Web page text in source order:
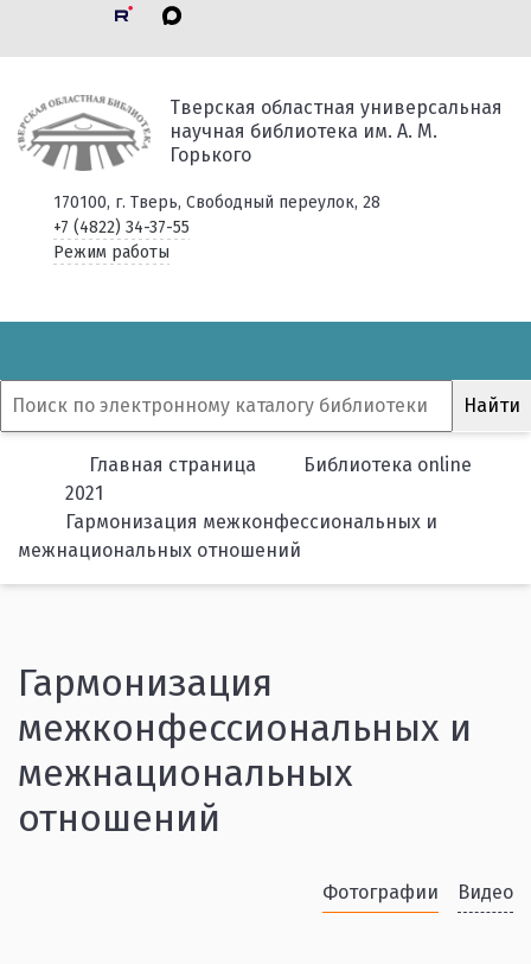
Тверская областная универсальная
научная библиотека им. А. М.
Горького
170100, г. Тверь, Свободный переулок, 28
+7 (4822) 34-37-55
Режим работы
Главная страница
Библиотека online
2021
Гармонизация межконфессиональных и
межнациональных отношений
Гармонизация
межконфессиональных и
межнациональных
отношений
Фотографии Видео